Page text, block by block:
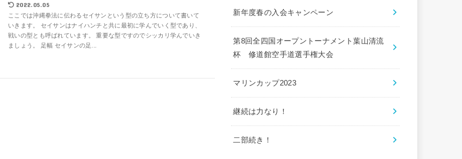
2022.05.05
ここでは沖縄拳法に伝わるセイサンという型の立ち方について書いて
いきます。 セイサンはナイハンチと共に最初に学んでいく型であり、
戦いの型とも呼ばれています。 重要な型ですのでシッカリ学んでいき
ましょう。 足幅 セイサンの足...
新年度春の入会キャンペーン
第8回全四国オープントーナメント葉山清流
杯 修道館空手道選手権大会
マリンカップ2023
継続は力なり！
二部続き！